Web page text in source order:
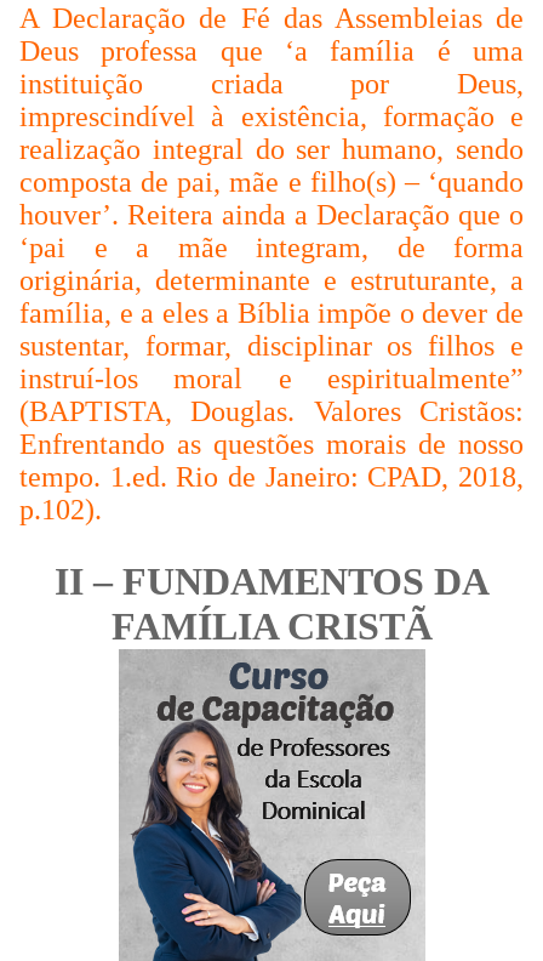
A Declaração de Fé das Assembleias de
Deus professa que ‘a família é uma
instituição criada por Deus,
imprescindível à existência, formação e
realização integral do ser humano, sendo
composta de pai, mãe e filho(s) – ‘quando
houver’. Reitera ainda a Declaração que o
‘pai e a mãe integram, de forma
originária, determinante e estruturante, a
família, e a eles a Bíblia impõe o dever de
sustentar, formar, disciplinar os filhos e
instruí-los moral e espiritualmente”
(BAPTISTA, Douglas. Valores Cristãos:
Enfrentando as questões morais de nosso
tempo. 1.ed. Rio de Janeiro: CPAD, 2018,
p.102).
II – FUNDAMENTOS DA
FAMÍLIA CRISTÃ